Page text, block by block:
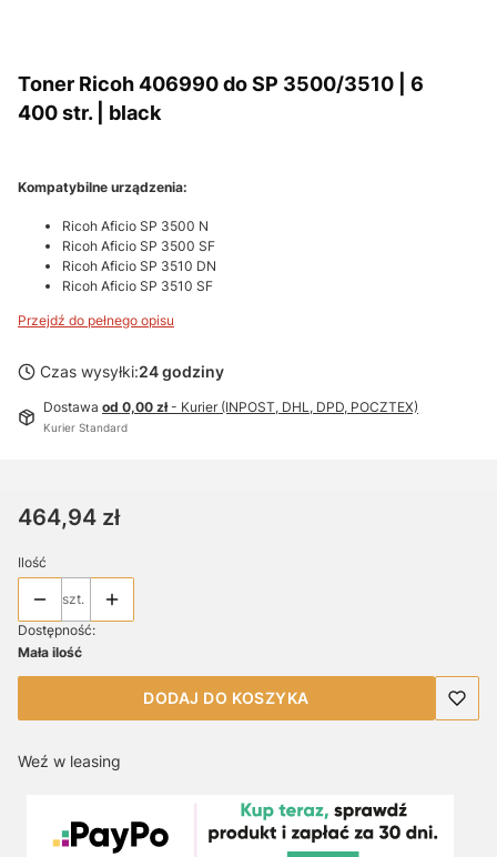
Toner Ricoh 406990 do SP 3500/3510 | 6
400 str. | black
Kompatybilne urządzenia:
Ricoh Aficio SP 3500 N
Ricoh Aficio SP 3500 SF
Ricoh Aficio SP 3510 DN
Ricoh Aficio SP 3510 SF
Przejdź do pełnego opisu
Czas wysyłki:24 godziny
Dostawa od 0,00 zł- Kurier (INPOST, DHL, DPD, POCZTEX)
Kurier Standard
Cena
464,94 zł
Ilość
szt.
Dostępność:
Mała ilość
DODAJ DO KOSZYKA
Weź w leasing